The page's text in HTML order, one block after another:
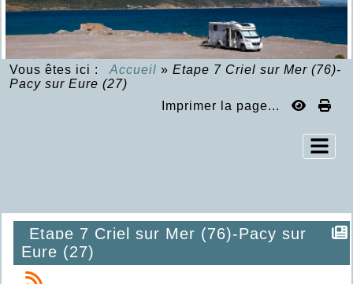
Vous êtes ici : Accueil » Etape 7 Criel sur Mer (76)-
Pacy sur Eure (27)
Imprimer la page...
Etape 7 Criel sur Mer (76)-Pacy sur
Eure (27)